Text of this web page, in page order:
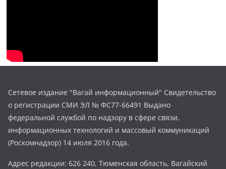
Сетевое издание "Вагай информационный" Свидетельство
о регистрации СМИ ЭЛ № ФС77-66491 Выдано
федеральной службой по надзору в сфере связи,
информационных технологий и массовый коммуникаций
(Роскомнадзор) 14 июля 2016 года.
Адрес редакции: 626 240, Тюменская область, Вагайский